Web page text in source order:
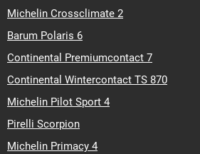
Michelin Crossclimate 2
Barum Polaris 6
Continental Premiumcontact 7
Continental Wintercontact TS 870
Michelin Pilot Sport 4
Pirelli Scorpion
Michelin Primacy 4